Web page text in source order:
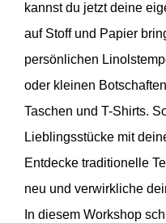
kannst du jetzt deine
auf Stoff und Papier
persönlichen
oder kleinen
Taschen und T-Shirts.
Lieblingsstücke mit
Entdecke traditionelle
neu und verwirkliche
In diesem Workshop